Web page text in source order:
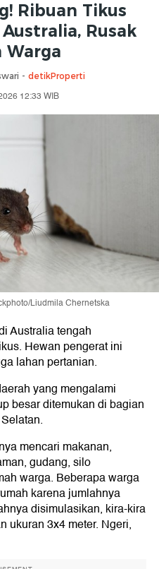
Ribuan Tikus
Rusak
Warga
- detikProperti
12:33 WIB
Liudmila Chernetska
Australia tengah
Hewan pengerat ini
lahan pertanian.
yang mengalami
besar ditemukan di bagian
mencari makanan,
gudang, silo
warga. Beberapa warga
karena jumlahnya
disimulasikan, kira-kira
ukuran 3x4 meter. Ngeri,